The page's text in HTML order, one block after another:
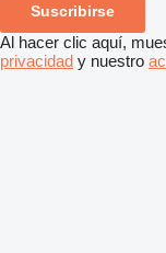
Suscribirse
Al hacer clic aquí,
privacidad y nuestro